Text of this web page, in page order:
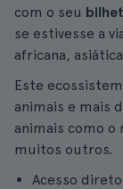
com o seu
se estivesse a
africana,
Este
animais e mais
animais como o
muitos outros.
Acesso direto